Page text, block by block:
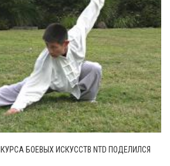
БОЕВЫХ ИСКУССТВ NTD ПОДЕЛИЛСЯ